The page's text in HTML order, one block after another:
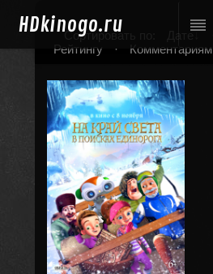
HDkinogo.ru
Сортировать по: Дате
Рейтингу
· Комментариям